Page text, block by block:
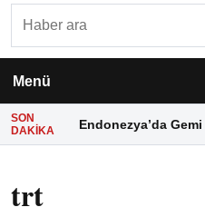
Menü
SON
DAKIKA
Endonezya’da Gemi
trt